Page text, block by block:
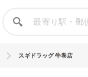
スギドラッグ 牛巻店